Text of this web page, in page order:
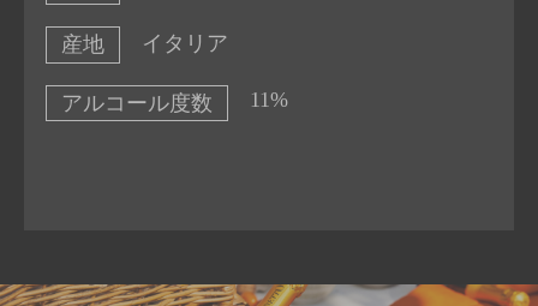
産地 イタリア
アルコール度数 11%